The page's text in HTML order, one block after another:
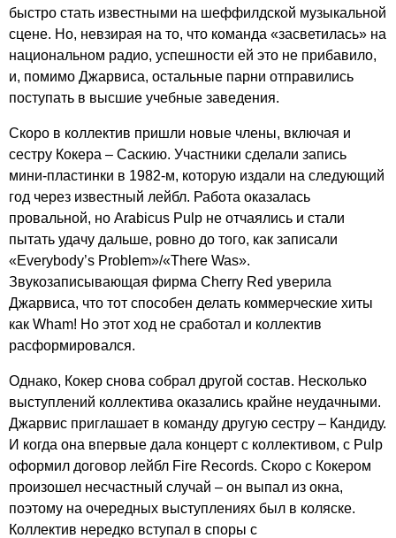
быстро стать известными на шеффилдской музыкальной
сцене. Но, невзирая на то, что команда «засветилась» на
национальном радио, успешности ей это не прибавило,
и, помимо Джарвиса, остальные парни отправились
поступать в высшие учебные заведения.
Скоро в коллектив пришли новые члены, включая и
сестру Кокера – Саскию. Участники сделали запись
мини-пластинки в 1982-м, которую издали на следующий
год через известный лейбл. Работа оказалась
провальной, но Arabicus Pulp не отчаялись и стали
пытать удачу дальше, ровно до того, как записали
«Everybody’s Problem»/«There Was».
Звукозаписывающая фирма Cherry Red уверила
Джарвиса, что тот способен делать коммерческие хиты
как Wham! Но этот ход не сработал и коллектив
расформировался.
Однако, Кокер снова собрал другой состав. Несколько
выступлений коллектива оказались крайне неудачными.
Джарвис приглашает в команду другую сестру – Кандиду.
И когда она впервые дала концерт с коллективом, с Pulp
оформил договор лейбл Fire Records. Скоро с Кокером
произошел несчастный случай – он выпал из окна,
поэтому на очередных выступлениях был в коляске.
Коллектив нередко вступал в споры с